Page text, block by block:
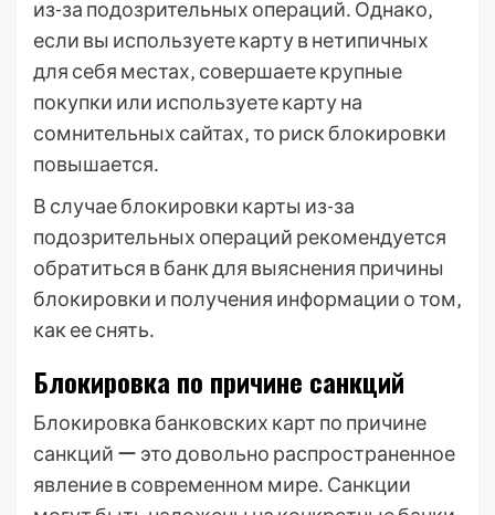
из-за подозрительных операций․ Однако‚
если вы используете карту в нетипичных
для себя местах‚ совершаете крупные
покупки или используете карту на
сомнительных сайтах‚ то риск блокировки
повышается․
В случае блокировки карты из-за
подозрительных операций рекомендуется
обратиться в банк для выяснения причины
блокировки и получения информации о том‚
как ее снять․
Блокировка по причине санкций
Блокировка банковских карт по причине
санкций ー это довольно распространенное
явление в современном мире․ Санкции